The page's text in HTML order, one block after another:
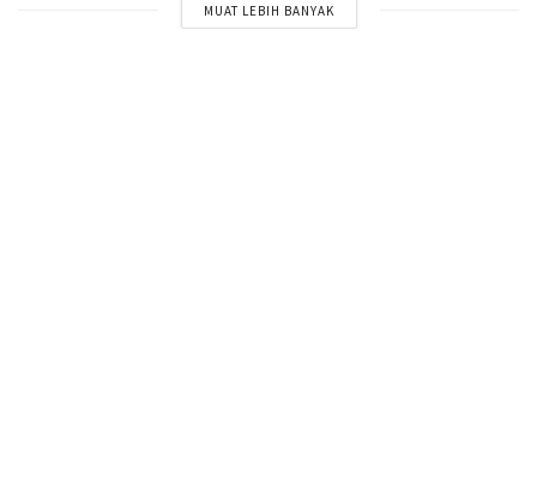
MUAT LEBIH BANYAK